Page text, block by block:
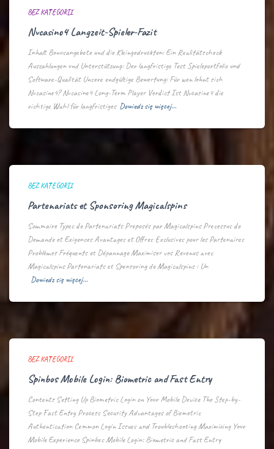
BEZ KATEGORII
Nvcasino4 Langzeit-Spieler-Fazit
Inhalt Bonusangebote und die Kleingedruckten: Ein Realitätscheck
Auszahlungen und Unterstützung: Der langfristige Test Spieleportfolio und
Software-Qualität Unsere endgültige Bewertung: Für wen lohnt sich
Nvcasino4? Nvcasino4 Long-Term Player Verdict Ist Nvcasino4 die
richtige Wahl für langfristiges Dowiedz się więcej…
BEZ KATEGORII
Partenariats et Sponsoring Magicalspins
Sommaire Types de Partenariats Proposés par Magicalspins Processus de
Demande et Exigences Avantages et Offres Exclusives pour les Partenaires
Problèmes Fréquents et Dépannage Maximiser vos Revenus avec
Magicalspins Partenariats et Sponsoring de Magicalspins : Un
Dowiedz się więcej…
BEZ KATEGORII
Spinbos Mobile Login: Biometric and Fast Entry
Contents Setting Up Biometric Login on Your Mobile Device The Step-by-
Step Fast Entry Process Security Advantages of Biometric
Authentication Common Login Issues and Troubleshooting Maximizing Your
Mobile Experience Spinbos Mobile Login: Biometric and Fast Entry